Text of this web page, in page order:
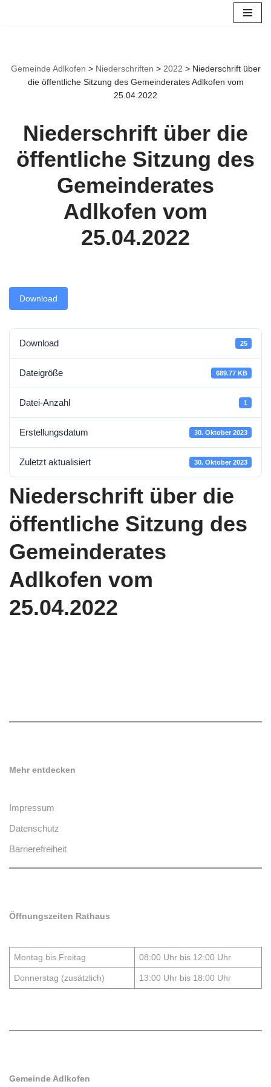
Gemeinde Adlkofen > Niederschriften > 2022 > Niederschrift über
die öffentliche Sitzung des Gemeinderates Adlkofen vom
25.04.2022
Niederschrift über die
öffentliche Sitzung des
Gemeinderates
Adlkofen vom
25.04.2022
Download
Download 25
Dateigröße 689.77 KB
Datei-Anzahl 1
Erstellungsdatum 30. Oktober 2023
Zuletzt aktualisiert 30. Oktober 2023
Niederschrift über die
öffentliche Sitzung des
Gemeinderates
Adlkofen vom
25.04.2022
Mehr entdecken
Impressum
Datenschutz
Barrierefreiheit
Öffnungszeiten Rathaus
Montag bis Freitag 08:00 Uhr bis 12:00 Uhr
Donnerstag (zusätzlich) 13:00 Uhr bis 18:00 Uhr
Gemeinde Adlkofen